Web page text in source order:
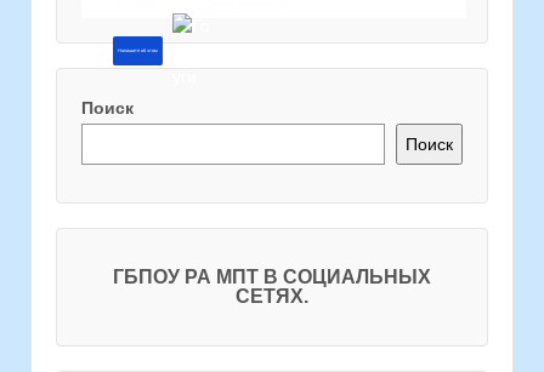
Напишите об этом
Поиск
Поиск
ГБПОУ РА МПТ В СОЦИАЛЬНЫХ
СЕТЯХ.